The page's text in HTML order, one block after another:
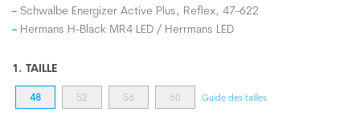
Schwalbe Energizer Active Plus, Reflex, 47-622
Hermans H-Black MR4 LED / Herrmans LED
1. TAILLE
48 52 56 60 Guide des tailles